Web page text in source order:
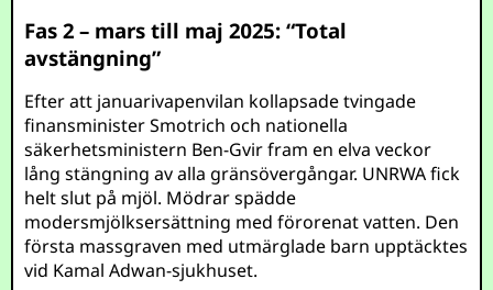
Fas 2 – mars till maj 2025: “Total
avstängning”
Efter att januarivapenvilan kollapsade tvingade
finansminister Smotrich och nationella
säkerhetsministern Ben-Gvir fram en elva veckor
lång stängning av alla gränsövergångar. UNRWA fick
helt slut på mjöl. Mödrar spädde
modersmjölksersättning med förorenat vatten. Den
första massgraven med utmärglade barn upptäcktes
vid Kamal Adwan-sjukhuset.